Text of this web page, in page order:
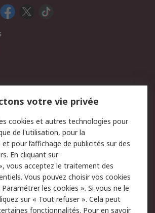
2.500 marques
Support technique
Sécurité des e-mails
Conditions générales
votre vie privée
cookies et autres technologies pour
de l'utilisation, pour la
pour l’affichage de publicités sur des
En cliquant sur
vous acceptez le traitement des
Vous pouvez choisir vos cookies
les cookies ». Si vous ne le
sur « Tout refuser ». Cela peut
fonctionnalités. Pour en savoir